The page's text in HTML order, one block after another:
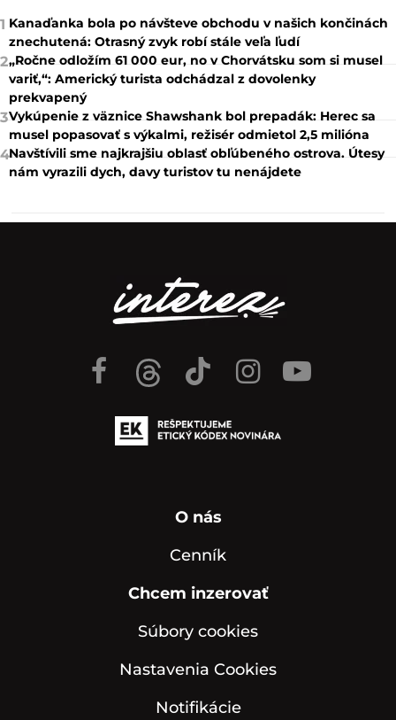
1 Kanaďanka bola po návšteve obchodu v našich končinách
znechutená: Otrasný zvyk robí stále veľa ľudí
2„Ročne odložím 61 000 eur, no v Chorvátsku som si musel
variť,“: Americký turista odchádzal z dovolenky
prekvapený
3Vykúpenie z väznice Shawshank bol prepadák: Herec sa
musel popasovať s výkalmi, režisér odmietol 2,5 milióna
4Navštívili sme najkrajšiu oblasť obľúbeného ostrova. Útesy
nám vyrazili dych, davy turistov tu nenájdete
O nás
Cenník
Chcem inzerovať
Súbory cookies
Nastavenia Cookies
Notifikácie